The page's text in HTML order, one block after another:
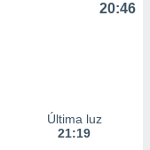
20:46
Última luz
21:19